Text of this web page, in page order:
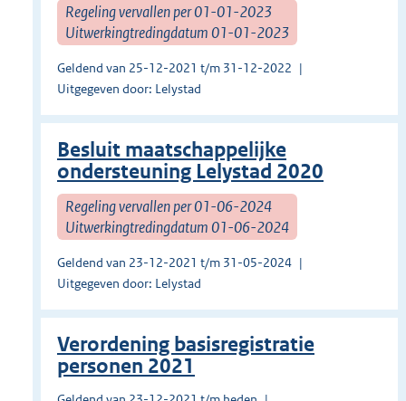
Regeling vervallen per 01-01-2023
Uitwerkingtredingdatum 01-01-2023
Geldend van 25-12-2021 t/m 31-12-2022
Uitgegeven door: Lelystad
Besluit maatschappelijke
ondersteuning Lelystad 2020
Regeling vervallen per 01-06-2024
Uitwerkingtredingdatum 01-06-2024
Geldend van 23-12-2021 t/m 31-05-2024
Uitgegeven door: Lelystad
Verordening basisregistratie
personen 2021